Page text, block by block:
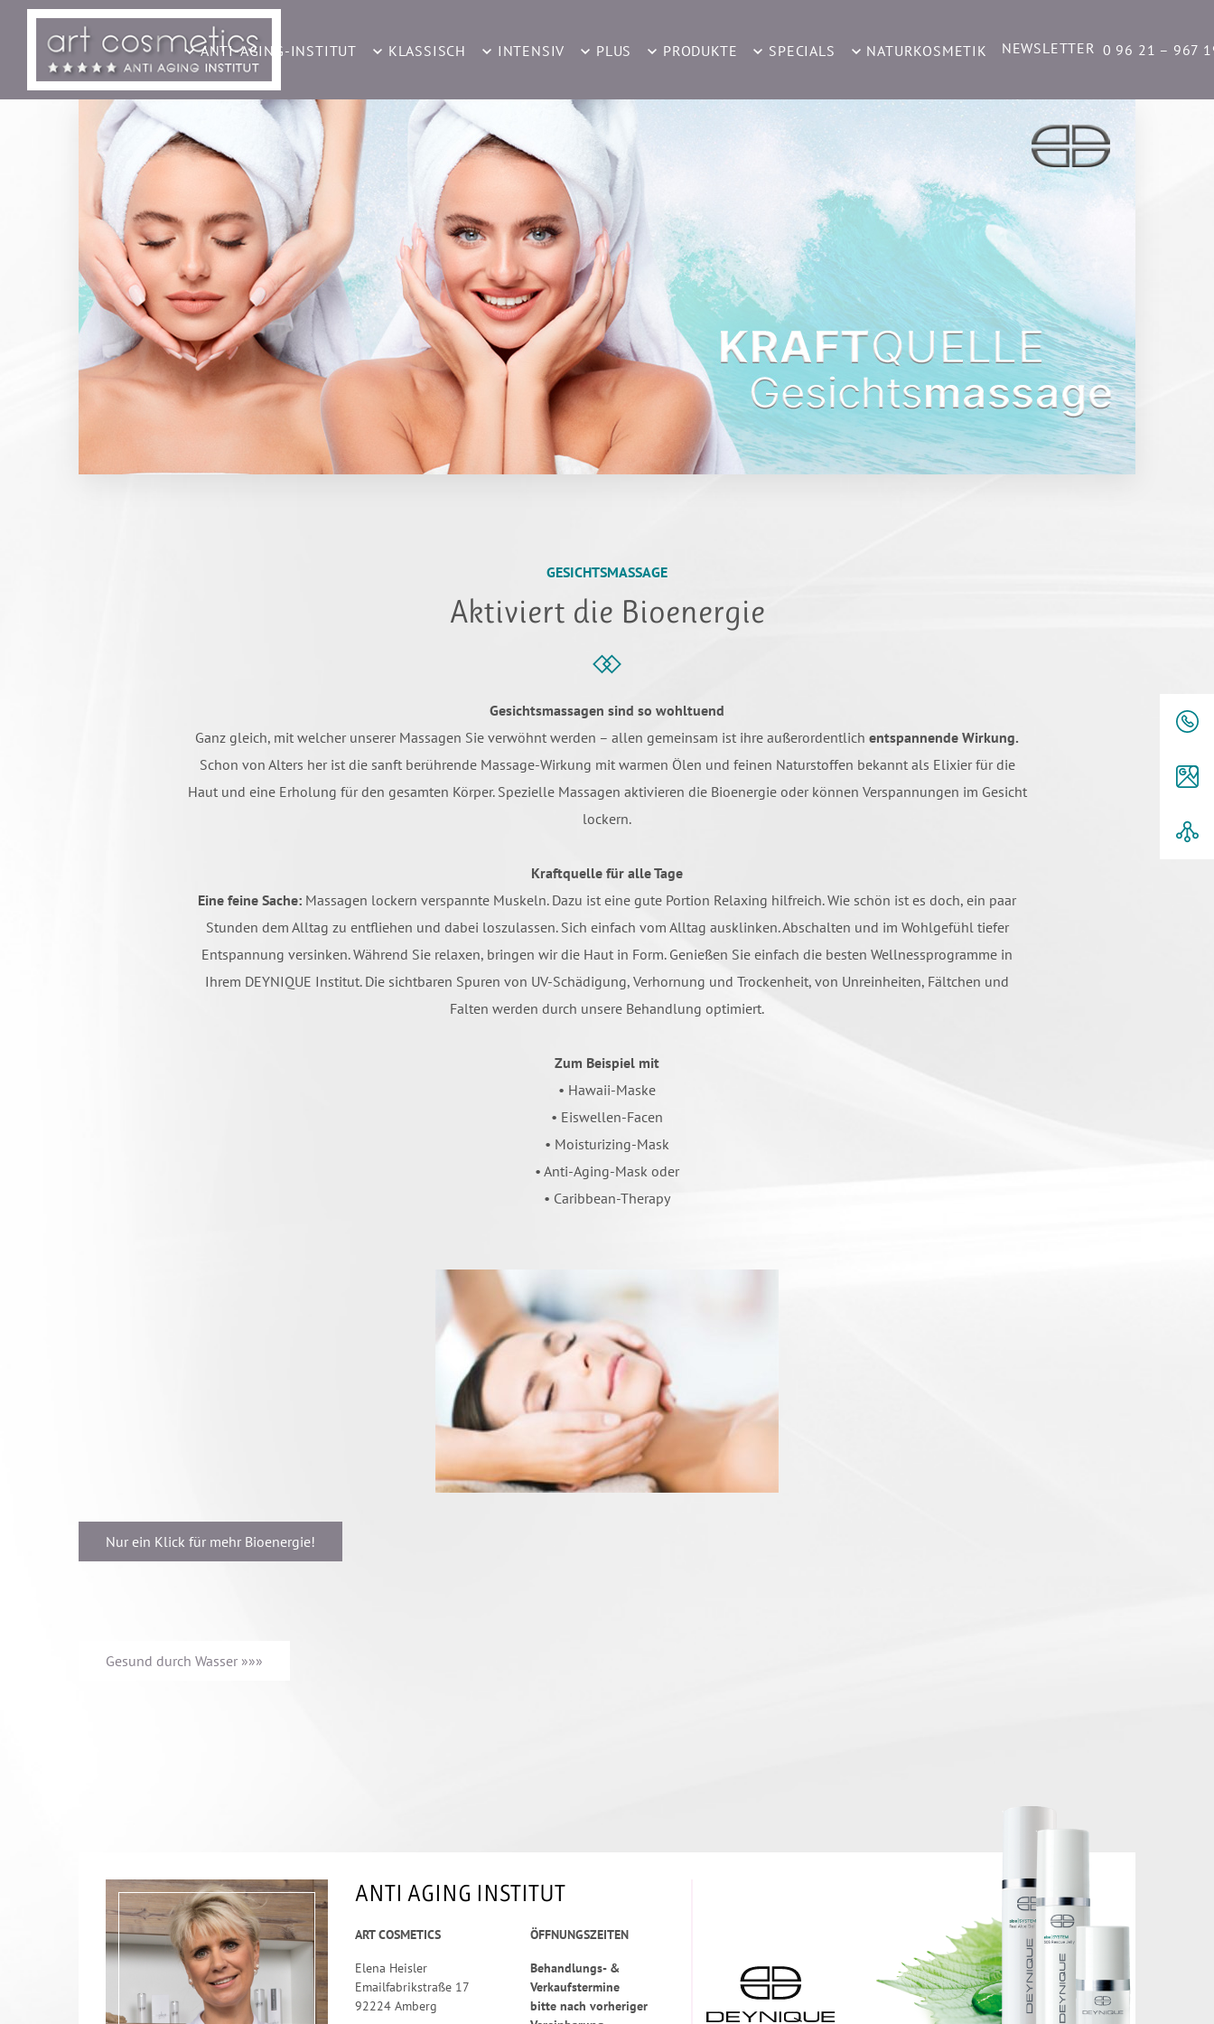
ANTI-AGING-INSTITUT KLASSISCH INTENSIV PLUS PRODUKTE SPECIALS NATURKOSMETIK NEWSLETTER 0 96 21 – 967
GESICHTSMASSAGE
Aktiviert die Bioenergie
Gesichtsmassagen sind so wohltuend
Ganz gleich, mit welcher unserer Massagen Sie verwöhnt werden – allen gemeinsam ist ihre außerordentlich entspannende Wirkung.
Schon von Alters her ist die sanft berührende Massage-Wirkung mit warmen Ölen und feinen Naturstoffen bekannt als Elixier für die
Haut und eine Erholung für den gesamten Körper. Spezielle Massagen aktivieren die Bioenergie oder können Verspannungen im Gesicht
lockern.
Kraftquelle für alle Tage
Eine feine Sache: Massagen lockern verspannte Muskeln. Dazu ist eine gute Portion Relaxing hilfreich. Wie schön ist es doch, ein paar
Stunden dem Alltag zu entfliehen und dabei loszulassen. Sich einfach vom Alltag ausklinken. Abschalten und im Wohlgefühl tiefer
Entspannung versinken. Während Sie relaxen, bringen wir die Haut in Form. Genießen Sie einfach die besten Wellnessprogramme in
Ihrem DEYNIQUE Institut. Die sichtbaren Spuren von UV-Schädigung, Verhornung und Trockenheit, von Unreinheiten, Fältchen und
Falten werden durch unsere Behandlung optimiert.
Zum Beispiel mit
• Hawaii-Maske
• Eiswellen-Facen
• Moisturizing-Mask
• Anti-Aging-Mask oder
• Caribbean-Therapy
Nur ein Klick für mehr Bioenergie!
Gesund durch Wasser »»»
ANTI AGING INSTITUT
ART COSMETICS
Elena Heisler
Emailfabrikstraße 17
92224 Amberg
ÖFFNUNGSZEITEN
Behandlungs- &
Verkaufstermine
bitte nach vorheriger